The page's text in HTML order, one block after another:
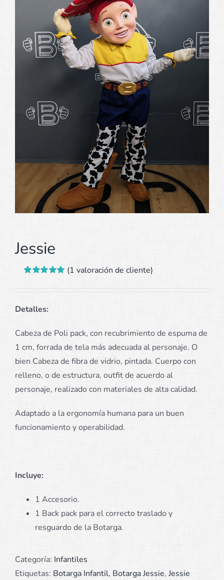
Jessie
valoración de
un cliente
(1 valoración de cliente)
Detalles:
Cabeza de Poli pack, con recubrimiento de espuma de
1 cm, forrada de tela más adecuada al personaje. O
bien Cabeza de fibra de vidrio, pintada. Cuerpo con
relleno, o de estructura, outfit de acuerdo al
personaje, realizado con materiales de alta calidad.
Adaptado a la ergonomía humana para un buen
funcionamiento y operabilidad.
Incluye:
1 Accesorio.
1 Back pack para el correcto traslado y
resguardo de la Botarga.
Categoría: Infantiles
Etiquetas: Botarga Infantil, Botarga Jessie, Jessie